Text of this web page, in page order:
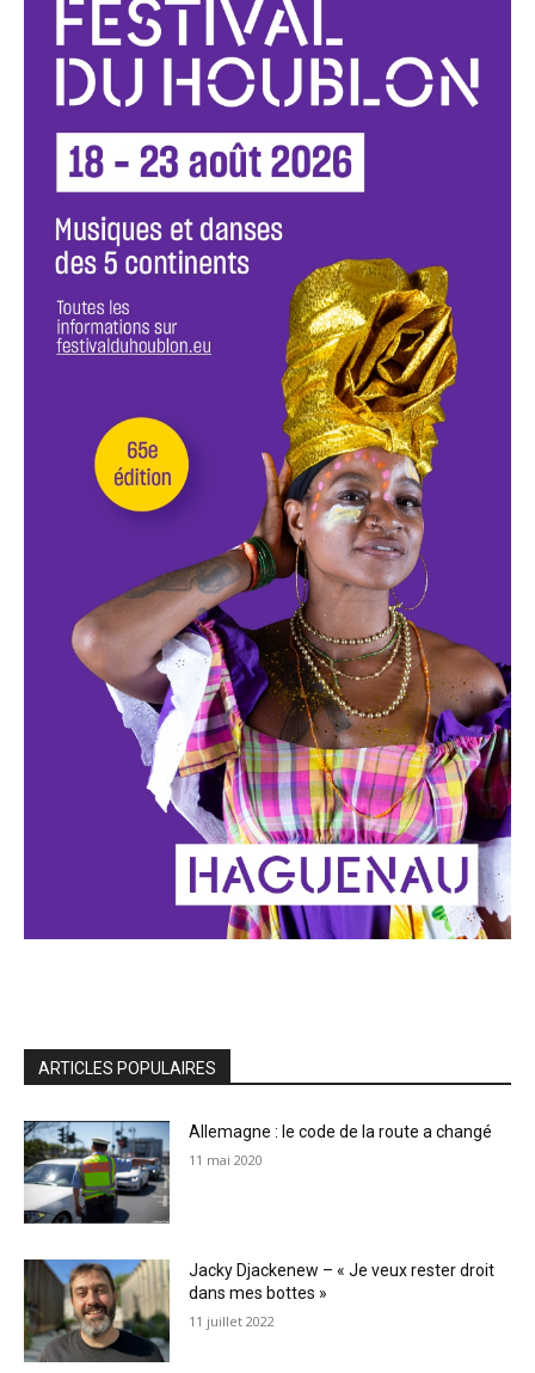
ARTICLES POPULAIRES
Allemagne : le code de la route a changé
11 mai 2020
Jacky Djackenew – « Je veux rester droit
dans mes bottes »
11 juillet 2022